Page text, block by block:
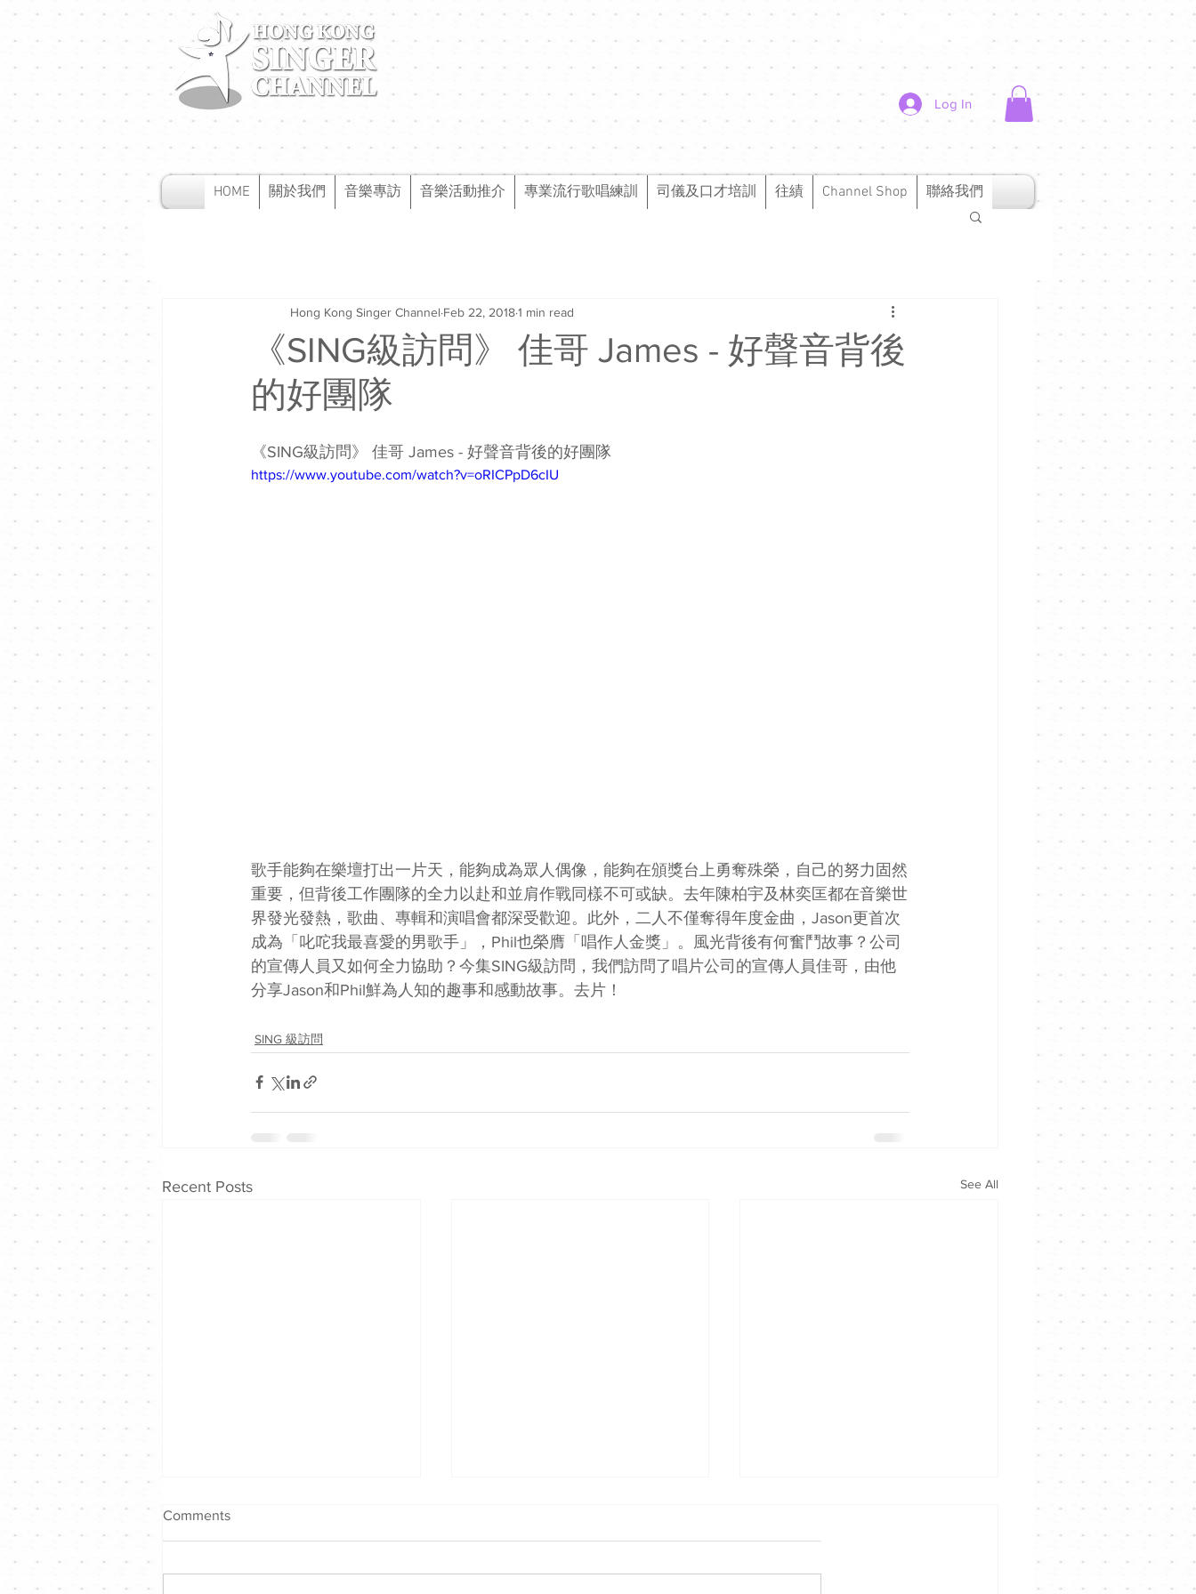
Log In
HOME 關於我們 音樂專訪 音樂活動推介 專業流行歌唱練訓 司儀及口才培訓 往績 Channel Shop 聯絡我們
《SING級訪問》 佳哥 James - 好聲音背後
的好團隊
Hong Kong Singer Channel Feb 22, 20181 min read
《SING級訪問》 佳哥 James - 好聲音背後的好團隊
https://www.youtube.com/watch?v=oRICPpD6cIU
歌手能夠在樂壇打出一片天，能夠成為眾人偶像，能夠在頒獎台上勇奪殊榮，自己的努力固然
重要，但背後工作團隊的全力以赴和並肩作戰同樣不可或缺。去年陳柏宇及林奕匡都在音樂世
界發光發熱，歌曲、專輯和演唱會都深受歡迎。此外，二人不僅奪得年度金曲，Jason更首次
成為「叱咜我最喜愛的男歌手」，Phil也榮膺「唱作人金獎」。風光背後有何奮鬥故事？公司
的宣傳人員又如何全力協助？今集SING級訪問，我們訪問了唱片公司的宣傳人員佳哥，由他
分享Jason和Phil鮮為人知的趣事和感動故事。去片！
SING 級訪問
Recent Posts See All
Comments